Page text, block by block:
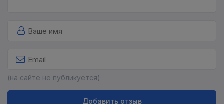
(на сайте не публикуется)
Добавить отзыв